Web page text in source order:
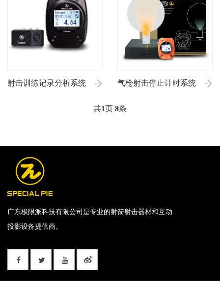
射击训练记录分析系统 气枪射击停止计时系统
共1页 8条
广东极限派科技有限公司是专业的射箭射击器材和互动
投影设备提供商。